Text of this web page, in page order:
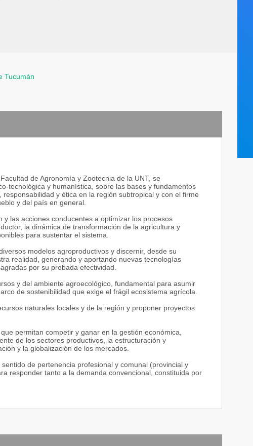
Tucumán
de Agronomía y Zootecnia de la UNT, se
tecnológica y humanística, sobre las bases y fundamentos
y ética en la región subtropical y con el firme
y del país en general.
las acciones conducentes a optimizar los procesos
la dinámica de transformación de la agricultura y
para sustentar el sistema.
modelos agroproductivos y discernir, desde su
realidad, generando y aportando nuevas tecnologías
por su probada efectividad.
y del ambiente agroecológico, fundamental para asumir
de sostenibilidad que exige el frágil ecosistema agrícola.
naturales locales y de la región y proponer proyectos
permitan competir y ganar en la gestión económica,
de los sectores productivos, la estructuración y
y la globalización de los mercados.
de pertenencia profesional y comunal (provincial y
responder tanto a la demanda convencional, constituida por